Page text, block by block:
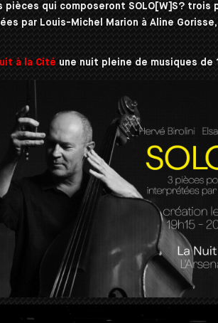
pièces qui composeront SOLO[W]S? trois
par Louis-Michel Marion à Aline
à la Cité une nuit pleine de musiques de